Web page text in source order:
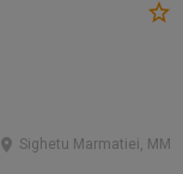
Sighetu Marmatiei, MM